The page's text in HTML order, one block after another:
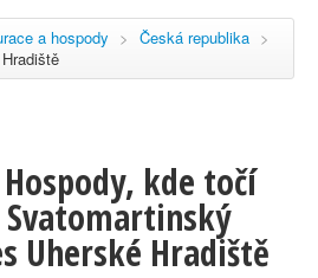
a hospody > Česká republika >
kde točí
Svatomartinský
Uherské Hradiště